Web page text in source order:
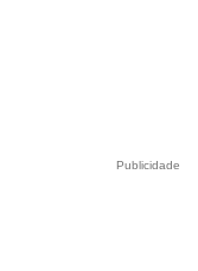
Publicidade